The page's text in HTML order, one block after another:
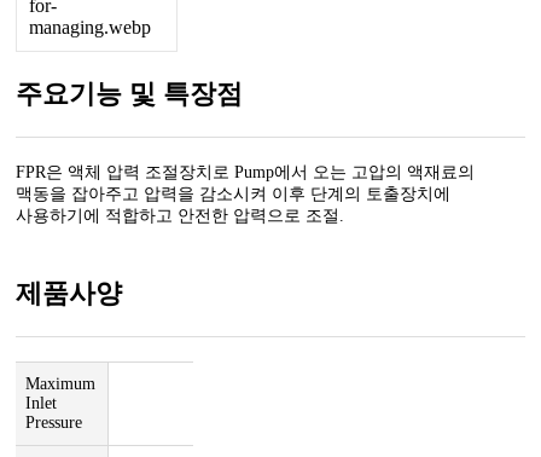
주요기능 및 특장점
FPR은 액체 압력 조절장치로 Pump에서 오는 고압의 액재료의
맥동을 잡아주고 압력을 감소시켜 이후 단계의 토출장치에
사용하기에 적합하고 안전한 압력으로 조절.
제품사양
Maximum
Inlet
Pressure